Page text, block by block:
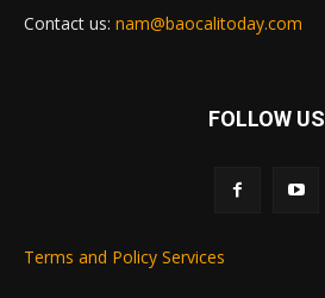
Contact us: nam@baocalitoday.com
FOLLOW US
Terms and Policy Services